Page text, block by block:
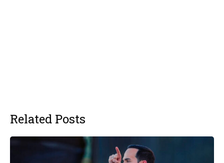
Related Posts